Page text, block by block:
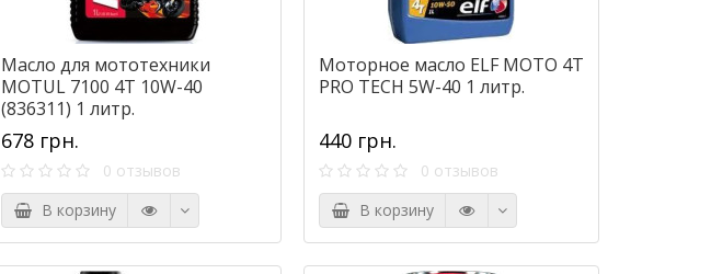
Масло для мототехники
MOTUL 7100 4T 10W-40
(836311) 1 литр.
678 грн.
0 отзывов
В корзину
Моторное масло ELF MOTO 4Т
PRO TECH 5W-40 1 литр.
440 грн.
0 отзывов
В корзину